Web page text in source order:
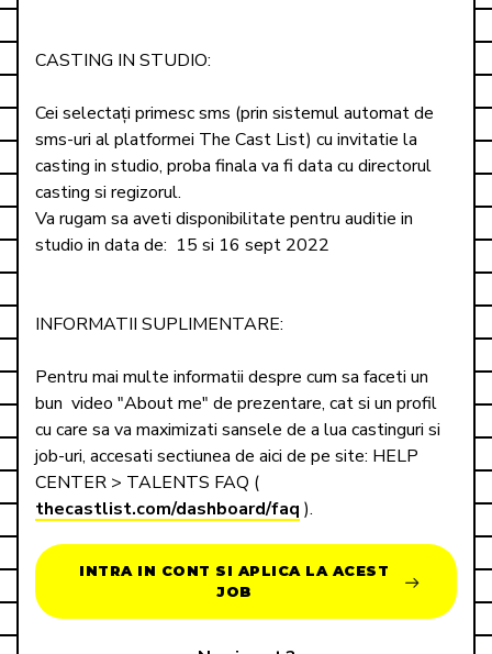
CASTING IN STUDIO:
Cei selectați primesc sms (prin sistemul automat de
sms-uri al platformei The Cast List) cu invitatie la
casting in studio, proba finala va fi data cu directorul
casting si regizorul.
Va rugam sa aveti disponibilitate pentru auditie in
studio in data de:  15 si 16 sept 2022
INFORMATII SUPLIMENTARE:
Pentru mai multe informatii despre cum sa faceti un
bun  video "About me" de prezentare, cat si un profil
cu care sa va maximizati sansele de a lua castinguri si
job-uri, accesati sectiunea de aici de pe site: HELP
CENTER > TALENTS FAQ (
thecastlist.com/dashboard/faq ).
INTRA IN CONT SI APLICA LA ACEST
JOB